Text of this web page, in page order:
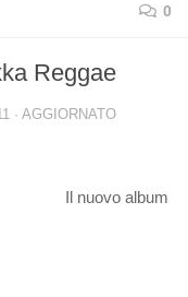
0
Reggae
· AGGIORNATO
Il nuovo album